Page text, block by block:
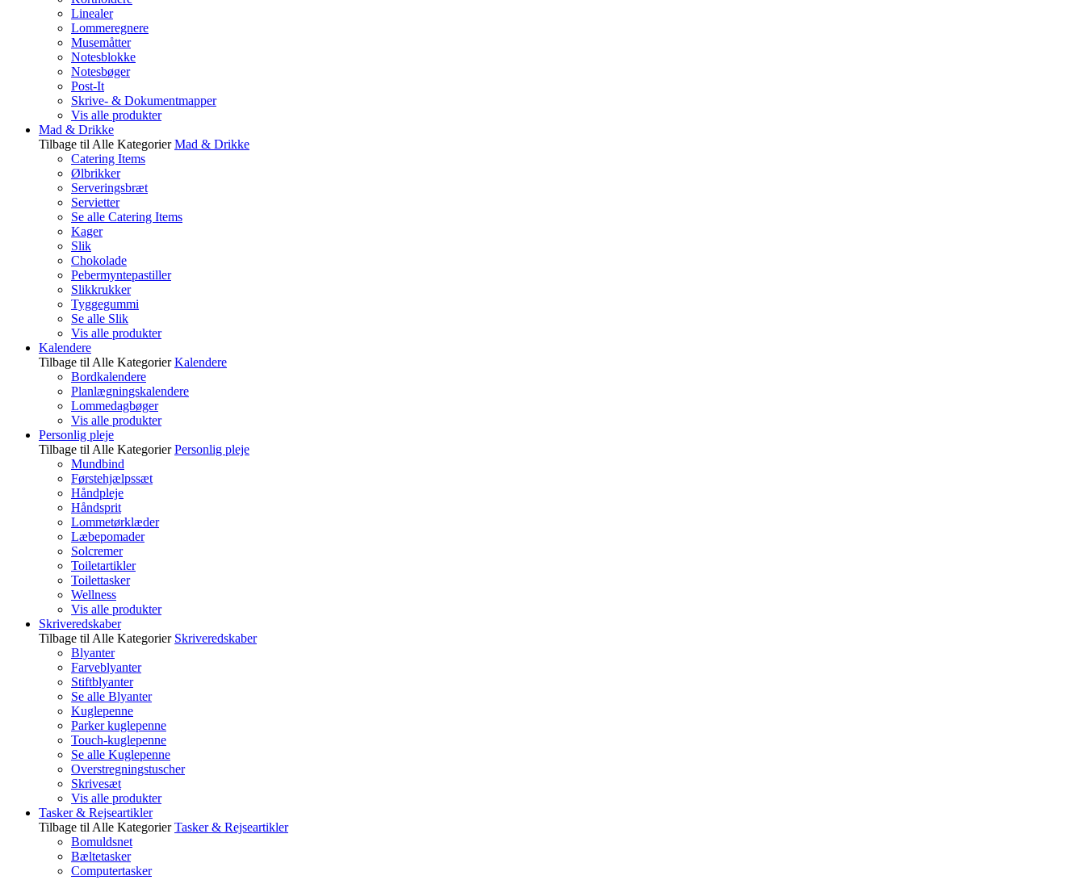
Linealer
Lommeregnere
Musemåtter
Notesblokke
Notesbøger
Post-It
Skrive- & Dokumentmapper
Vis alle produkter
Mad & Drikke
Tilbage til Alle Kategorier Mad & Drikke
Catering Items
Ølbrikker
Serveringsbræt
Servietter
Se alle Catering Items
Kager
Slik
Chokolade
Pebermyntepastiller
Slikkrukker
Tyggegummi
Se alle Slik
Vis alle produkter
Kalendere
Tilbage til Alle Kategorier Kalendere
Bordkalendere
Planlægningskalendere
Lommedagbøger
Vis alle produkter
Personlig pleje
Tilbage til Alle Kategorier Personlig pleje
Mundbind
Førstehjælpssæt
Håndpleje
Håndsprit
Lommetørklæder
Læbepomader
Solcremer
Toiletartikler
Toilettasker
Wellness
Vis alle produkter
Skriveredskaber
Tilbage til Alle Kategorier Skriveredskaber
Blyanter
Farveblyanter
Stiftblyanter
Se alle Blyanter
Kuglepenne
Parker kuglepenne
Touch-kuglepenne
Se alle Kuglepenne
Overstregningstuscher
Skrivesæt
Vis alle produkter
Tasker & Rejseartikler
Tilbage til Alle Kategorier Tasker & Rejseartikler
Bomuldsnet
Bæltetasker
Computertasker